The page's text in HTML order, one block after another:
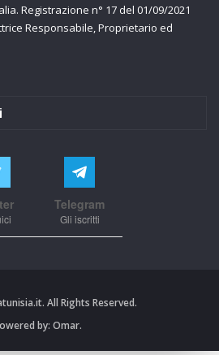
Registrazione n° 17 del 01/09/2021
Responsabile, Proprietario ed
Telegram
Gli iscritti
All Rights Reserved.
by: Omar.